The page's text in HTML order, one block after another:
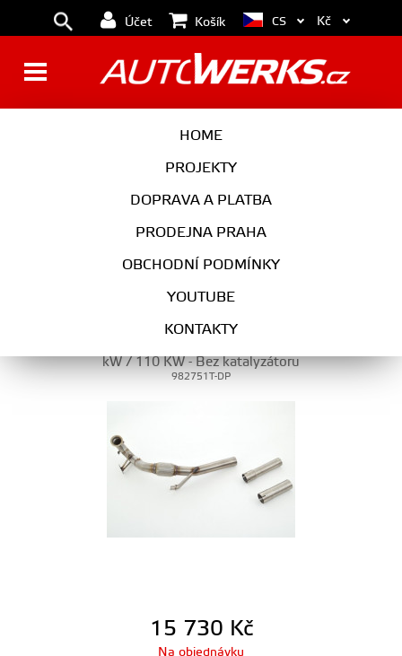
Účet Košík
HOME
PROJEKTY
DOPRAVA A PLATBA
PRODEJNA PRAHA
OBCHODNÍ PODMÍNKY
YOUTUBE
KONTAKTY
CS Kč
VÝFUK
Friedrich Motorsport 1. Díl výfuku Downpipe
kW / 110 KW - Bez katalyzátoru
982751T-DP
15 730 Kč
Na objednávku